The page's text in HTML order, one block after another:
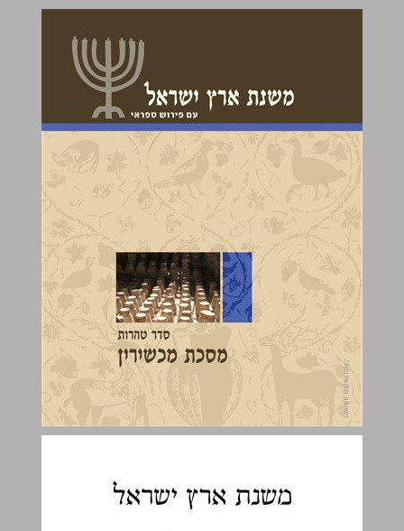
משנת ארץ ישראל : מסכת מכשירין (טהרות ח) ... 0